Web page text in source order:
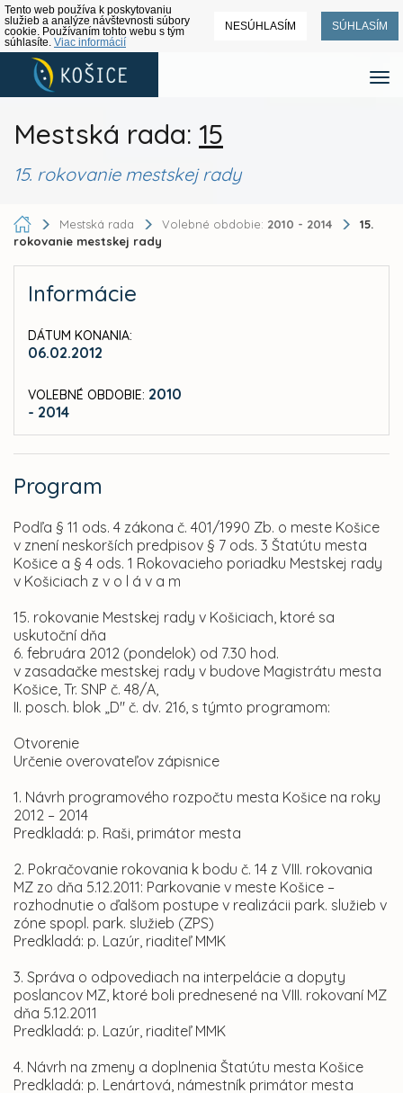
Tento web používa k poskytovaniu
služieb a analýze návštevnosti súbory
cookie. Používaním tohto webu s tým
súhlasíte. Viac informácií
NESÚHLASÍM SÚHLASÍM
Mestská rada: 15
15. rokovanie mestskej rady
Mestská rada Volebné obdobie: 2010 - 2014
15.
rokovanie mestskej rady
Informácie
DÁTUM KONANIA:
06.02.2012
VOLEBNÉ OBDOBIE: 2010
- 2014
Program
Podľa § 11 ods. 4 zákona č. 401/1990 Zb. o meste Košice
v znení neskorších predpisov § 7 ods. 3 Štatútu mesta
Košice a § 4 ods. 1 Rokovacieho poriadku Mestskej rady
v Košiciach z v o l á v a m
15. rokovanie Mestskej rady v Košiciach, ktoré sa
uskutoční dňa
6. februára 2012 (pondelok) od 7.30 hod.
v zasadačke mestskej rady v budove Magistrátu mesta
Košice, Tr. SNP č. 48/A,
II. posch. blok „D" č. dv. 216, s týmto programom:
Otvorenie
Určenie overovateľov zápisnice
1. Návrh programového rozpočtu mesta Košice na roky
2012 – 2014
Predkladá: p. Raši, primátor mesta
2. Pokračovanie rokovania k bodu č. 14 z VIII. rokovania
MZ zo dňa 5.12.2011: Parkovanie v meste Košice –
rozhodnutie o ďalšom postupe v realizácii park. služieb v
zóne spopl. park. služieb (ZPS)
Predkladá: p. Lazúr, riaditeľ MMK
3. Správa o odpovediach na interpelácie a dopyty
poslancov MZ, ktoré boli prednesené na VIII. rokovaní MZ
dňa 5.12.2011
Predkladá: p. Lazúr, riaditeľ MMK
4. Návrh na zmeny a doplnenia Štatútu mesta Košice
Predkladá: p. Lenártová, námestník primátor mesta